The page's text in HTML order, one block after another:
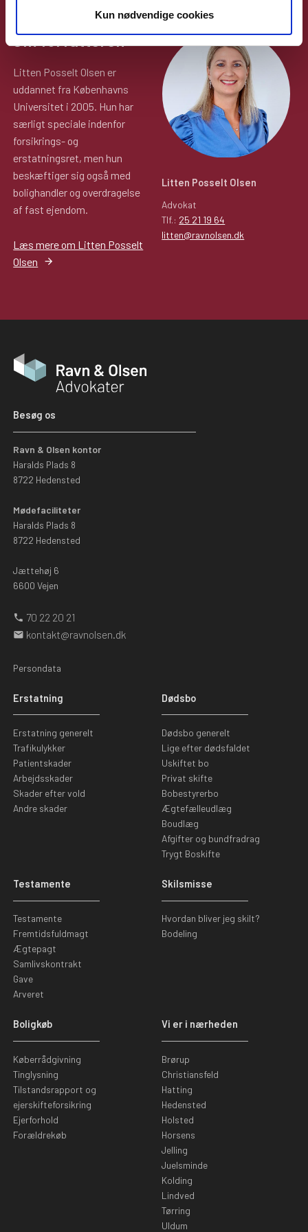
Kun nødvendige cookies
Om forfatteren
Litten Posselt Olsen er
uddannet fra Københavns
Universitet i 2005. Hun har
særligt speciale indenfor
forsikrings- og
erstatningsret, men hun
beskæftiger sig også med
bolighandler og overdragelse
af fast ejendom.
Læs mere om Litten Posselt
Olsen
Litten Posselt Olsen
Advokat
Tlf.: 25 21 19 64
litten@ravnolsen.dk
Besøg os
Ravn & Olsen kontor
Haralds Plads 8
8722 Hedensted
Mødefaciliteter
Haralds Plads 8
8722 Hedensted
Jættehøj 6
6600 Vejen
phone 70 22 20 21
mail kontakt@ravnolsen.dk
Persondata
Erstatning
Erstatning generelt
Trafikulykker
Patientskader
Arbejdsskader
Skader efter vold
Andre skader
Dødsbo
Dødsbo generelt
Lige efter dødsfaldet
Uskiftet bo
Privat skifte
Bobestyrerbo
Ægtefælleudlæg
Boudlæg
Afgifter og bundfradrag
Trygt Boskifte
Testamente
Testamente
Fremtidsfuldmagt
Ægtepagt
Samlivskontrakt
Gave
Arveret
Skilsmisse
Hvordan bliver jeg skilt?
Bodeling
Boligkøb
Køberrådgivning
Tinglysning
Tilstandsrapport og
ejerskifteforsikring
Ejerforhold
Forældrekøb
Vi er i nærheden
Brørup
Christiansfeld
Hatting
Hedensted
Holsted
Horsens
Jelling
Juelsminde
Kolding
Lindved
Tørring
Uldum